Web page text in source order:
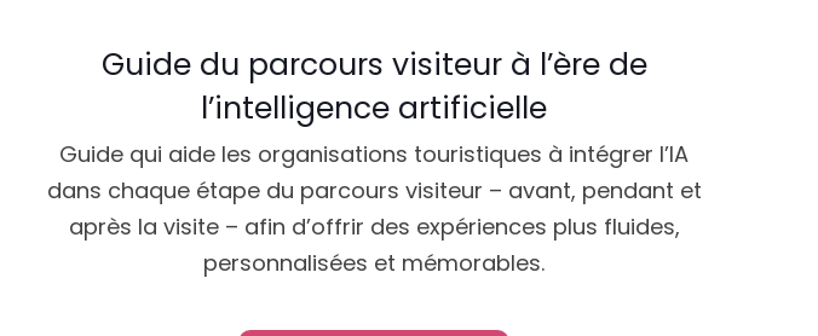
Guide du parcours visiteur à l’ère de
l’intelligence artificielle
Guide qui aide les organisations touristiques à intégrer l’IA
dans chaque étape du parcours visiteur – avant, pendant et
après la visite – afin d’offrir des expériences plus fluides,
personnalisées et mémorables.